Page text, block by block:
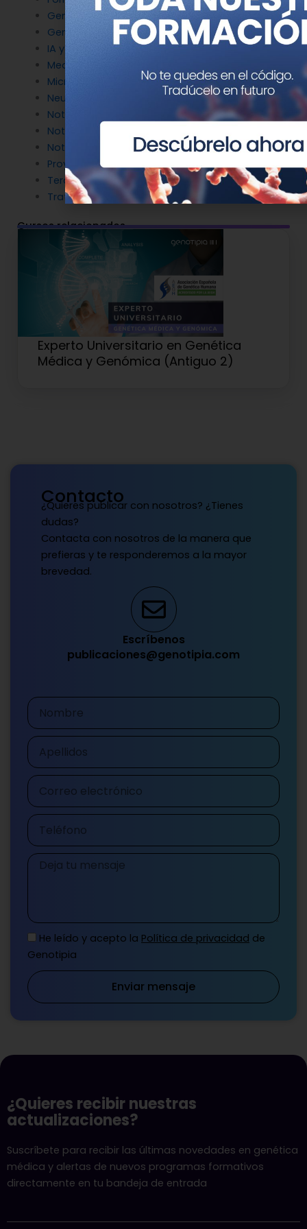
Genética del cáncer
Genética en Cardiología
IA y Genómica
Medicina Reproductiva
Microbiología molecular
Neurociencia
Noticias de Genotipia
Noticias de investigación
Noticias patrocinadas
Proyectos
Terapia Génica
Tratamientos
Cursos relacionados
Experto Universitario en Genética
Médica y Genómica (Antiguo 2)
Contacto
¿Quieres publicar con nosotros? ¿Tienes
dudas?
Contacta con nosotros de la manera que
prefieras y te responderemos a la mayor
brevedad.
Escríbenos
publicaciones@genotipia.com
Nombre
Apellidos
Correo
electrónico
Teléfono
Mensaje
He leído y acepto la Política de privacidad de
Genotipia
Enviar mensaje
¿Quieres recibir nuestras
actualizaciones?
Suscríbete para recibir las últimas novedades en genética
médica y alertas de nuevos programas formativos
directamente en tu bandeja de entrada